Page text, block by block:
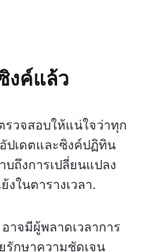
งค์แล้ว
รวจสอบให้แน่ใจว่าทุก
ปเดตและซิงค์ปฏิทิน
ถึงการเปลี่ยนแปลง
ในตารางเวลา.
าจมีผู้พลาดเวลาการ
รักษาความชัดเจน